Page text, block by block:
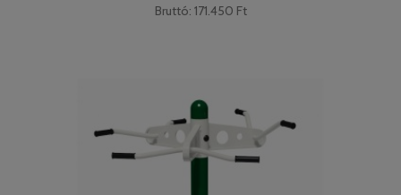
Bruttó: 171.450 Ft